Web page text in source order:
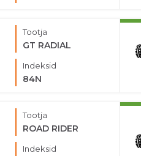
Tootja
GT RADIAL
Indeksid
84N
Tootja
ROAD RIDER
Indeksid